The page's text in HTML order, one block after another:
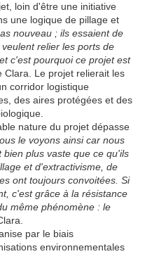
loin d'être une initiative
une logique de pillage et
nouveau ; ils essaient de
relier les ports de
c'est pourquoi ce projet est
Clara. Le projet relierait les
corridor logistique
des aires protégées et des
nature du projet dépasse
le voyons ainsi car nous
plus vaste que ce qu'ils
et d'extractivisme, de
ont toujours convoitées. Si
c'est grâce à la résistance
même phénomène : le
par le biais
environnementales